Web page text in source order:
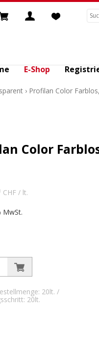
E-Shop
› Profilan Color
Color
CHF / lt.
MwSt.
20lt. /
20lt.